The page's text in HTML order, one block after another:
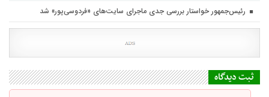
رئیس‌جمهور خواستار بررسی جدی ماجرای سایت‌های «فردوسی‌پور» شد
ثبت دیدگاه